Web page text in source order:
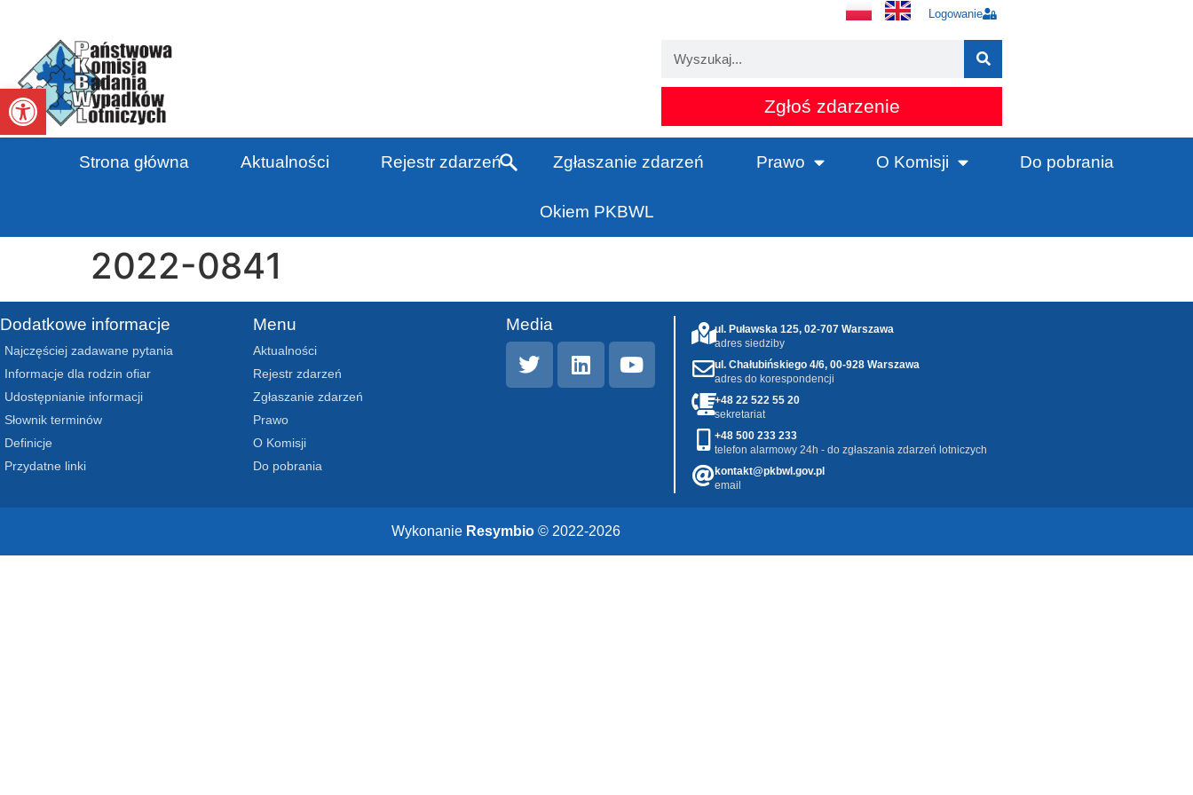
Otwórz pasek narzędzi
Logowanie
Zgłoś zdarzenie
Strona główna Aktualności Rejestr zdarzeń Zgłaszanie zdarzeń Prawo O Komisji Do pobrania
Okiem PKBWL
2022-0841
Dodatkowe informacje
Najczęściej zadawane pytania
Informacje dla rodzin ofiar
Udostępnianie informacji
Słownik terminów
Definicje
Przydatne linki
Menu
Aktualności
Rejestr zdarzeń
Zgłaszanie zdarzeń
Prawo
O Komisji
Do pobrania
Media
ul. Puławska 125, 02-707 Warszawa
adres siedziby
ul. Chałubińskiego 4/6, 00-928 Warszawa
adres do korespondencji
+48 22 522 55 20
sekretariat
+48 500 233 233
telefon alarmowy 24h - do zgłaszania zdarzeń lotniczych
kontakt@pkbwl.gov.pl
email
Wykonanie Resymbio © 2022-2026